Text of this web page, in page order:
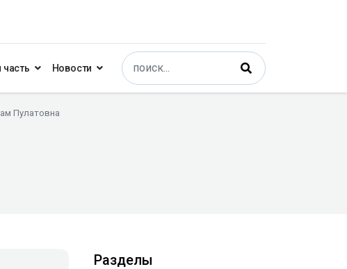
часть Новости
Поиск
Type 2 or more characters for results.
Пулатовна
Разделы